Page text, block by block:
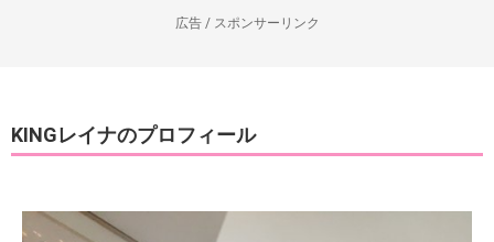
広告 / スポンサーリンク
KINGレイナのプロフィール